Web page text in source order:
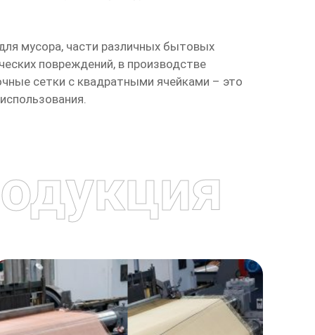
мусора, части различных бытовых
повреждений, в производстве
сетки с квадратными ячейками – это